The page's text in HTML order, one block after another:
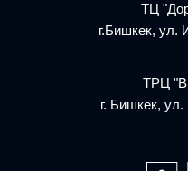
ТЦ
г.Бишкек, ул.
ТРЦ
г. Бишкек,